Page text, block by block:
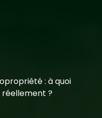
: à quoi
?